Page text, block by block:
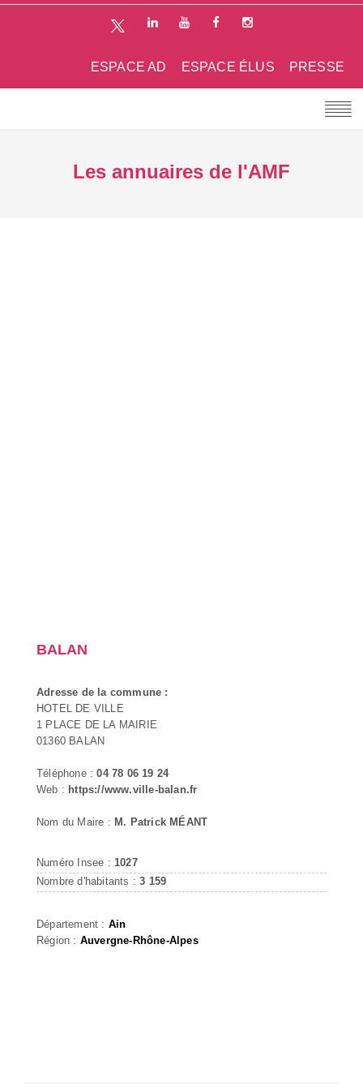
PRESSE
ESPACE ÉLUS
ESPACE AD
Les annuaires de l'AMF
BALAN
Adresse de la commune :
HOTEL DE VILLE
1 PLACE DE LA MAIRIE
01360 BALAN
Téléphone :04 78 06 19 24
Web : https://www.ville-balan.fr
Nom du Maire : M. Patrick MÉANT
Numéro Insee : 1027
Nombre d'habitants :3 159
Département : Ain
Région : Auvergne-Rhône-Alpes